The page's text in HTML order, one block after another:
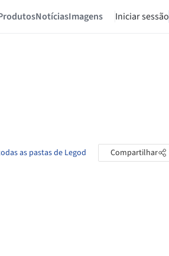
NotíciasImagens Iniciar sessão
as pastas de Legod Compartilhar